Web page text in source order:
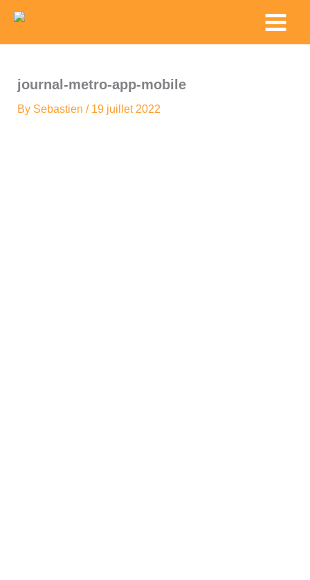
content
Main
Menu
journal-metro-app-mobile
By Sebastien / 19 juillet 2022